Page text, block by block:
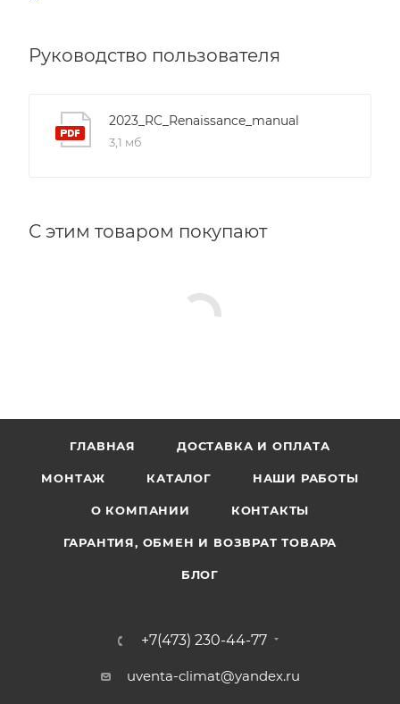
Руководство пользователя
2023_RC_Renaissance_manual
3,1 мб
С этим товаром покупают
ГЛАВНАЯ ДОСТАВКА И ОПЛАТА
МОНТАЖ КАТАЛОГ НАШИ РАБОТЫ
О КОМПАНИИ КОНТАКТЫ
ГАРАНТИЯ, ОБМЕН И ВОЗВРАТ ТОВАРА
БЛОГ
+7(473) 230-44-77
uventa-climat@yandex.ru